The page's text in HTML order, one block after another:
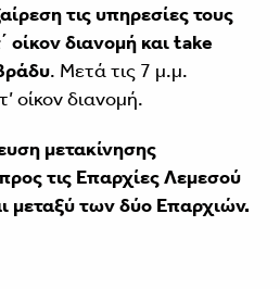
τις υπηρεσίες τους
διανομή και take
. Μετά τις 7 μ.μ.
οίκον διανομή.
μετακίνησης
τις Επαρχίες Λεμεσού
μεταξύ των δύο Επαρχιών.